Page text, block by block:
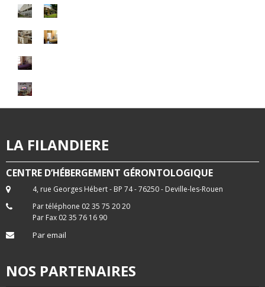
LA FILANDIERE
CENTRE D’HÉBERGEMENT GÉRONTOLOGIQUE
4, rue Georges Hébert - BP 74 - 76250 - Deville-les-Rouen
Par téléphone 02 35 75 20 20
Par Fax 02 35 76 16 90
Par email
NOS PARTENAIRES